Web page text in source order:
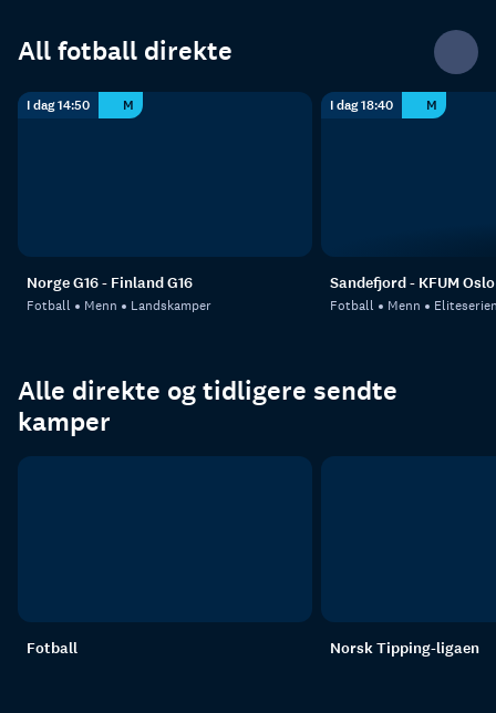
All fotball direkte
I dag 14:50 M
Norge G16 - Finland G16
Fotball Menn Landskamper
I dag 18:40 M
Sandefjord - KFUM Oslo
Fotball Menn
Alle direkte og tidligere sendte
kamper
Fotball Norsk Tipping-ligaen